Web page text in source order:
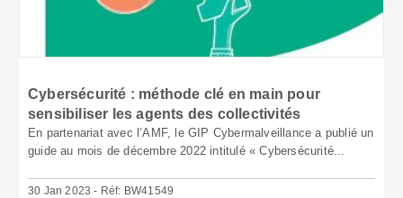
Cybersécurité : méthode clé en main pour
sensibiliser les agents des collectivités
En partenariat avec l’AMF, le GIP Cybermalveillance a publié un
guide au mois de décembre 2022 intitulé « Cybersécurité...
30 Jan 2023 - Réf: BW41549